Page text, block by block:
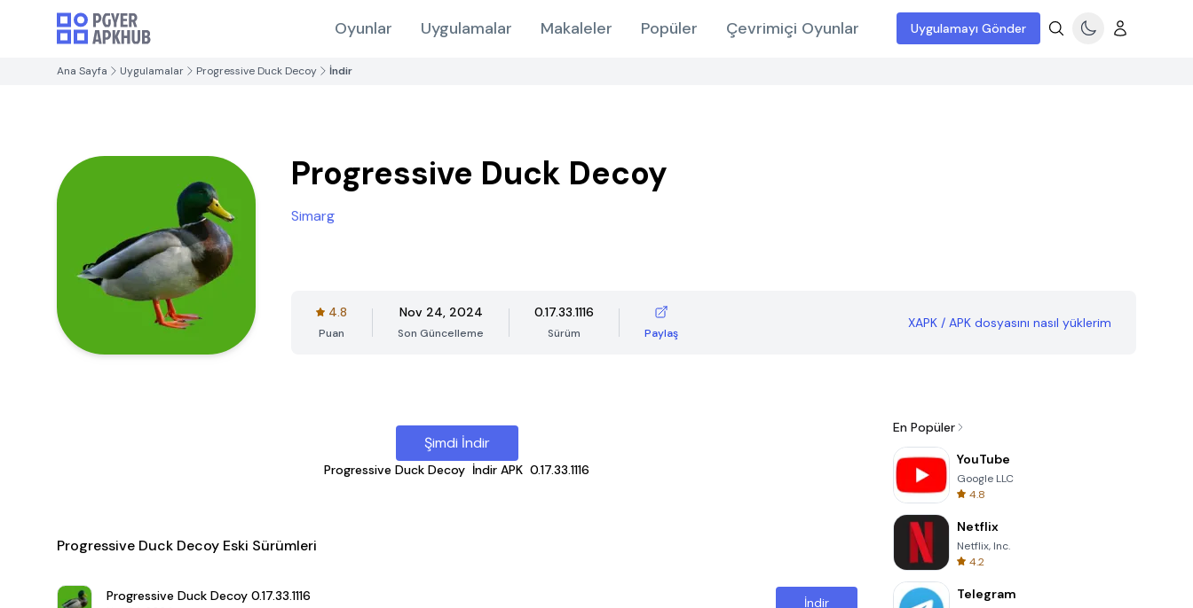
Oyunlar Uygulamalar Makaleler Popüler Çevrimiçi Oyunlar Uygulamayı Gönder
Ana Sayfa Uygulamalar Progressive Duck Decoy İndir
Progressive Duck Decoy
Simarg
4.8
Puan
Nov 24, 2024
Son Güncelleme
0.17.33.1116
Sürüm Paylaş
XAPK / APK dosyasını nasıl yüklerim
Şimdi İndir
Progressive Duck Decoy İndir APK 0.17.33.1116
Progressive Duck Decoy Eski Sürümleri
Progressive Duck Decoy 0.17.33.1116 İndir
En Popüler
YouTube
Google LLC
4.8
Netflix
Netflix, Inc.
4.2
Telegram